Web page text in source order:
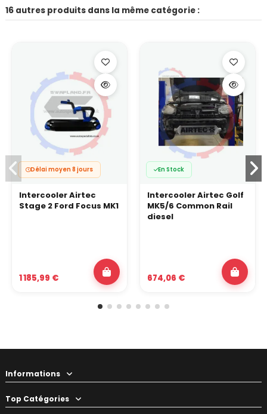
16 autres produits dans la même catégorie :
Délai moyen 8 jours
Intercooler Airtec
Stage 2 Ford Focus MK1
1 185,99 €
En Stock
Intercooler Airtec Golf
MK5/6 Common Rail
diesel
674,06 €
Informations
Top Catégories